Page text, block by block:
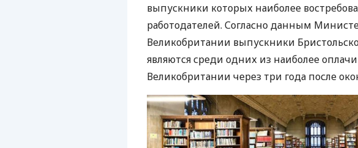
выпускники которых наиболее
работодателей. Согласно данным
Великобритании выпускники
являются среди одних из наиболее
Великобритании через три года после